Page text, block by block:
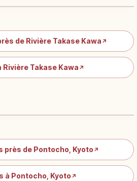
de Rivière Takase Kawa↗
Takase Kawa ↗
près de Pontocho, Kyoto ↗
à Pontocho, Kyoto ↗